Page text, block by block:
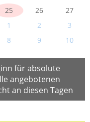
25 26
27
1 2
3
8 9 10
für absolute
angebotenen
an diesen Tagen